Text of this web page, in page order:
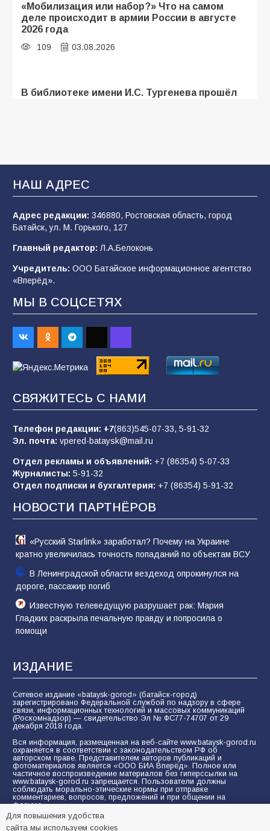
«Мобилизация или набор?» Что на самом
деле происходит в армии России в августе
2026 года
109 03.08.2026
В библиотеке имени И.С. Тургенева прошёл
В Батайске продолжаются дорожные работы
108 04.08.2026
строительные профессии в ходе
спортивного праздника
90
Батайским спортсменам вручили награды
Евгений Остапенко
Батайчане вышли в финал Всероссийского
конкурса «Большая перемена»
НАШ АДРЕС
Адрес редакции: 346880, Ростовская область, город
Батайск, ул. М. Горького, 127
Главный редактор: Л.А.Белоконь
Учредитель: ООО Батайское информационное агентство
«Вперёд».
МЫ В СОЦСЕТЯХ
СВЯЖИТЕСЬ С НАМИ
Телефон редакции: +7(863)545-07-33, 5-91-32
Эл. почта: vpered-bataysk@mail.ru
Отдел рекламы и объявлений: +7 (86354) 5-07-33
Журналисты: 5-91-32
Отдел подписки и бухгалтерия: +7 (86354) 5-91-32
НОВОСТИ ПАРТНЁРОВ
«Русский Starlink» заработал? Почему на Украине
кратно увеличилась точность попаданий по объектам ВСУ
В Ленинградской области вездеход опрокинулся на
дороге, пассажир погиб
Известную телеведущую разрушает рак: Мария
Гладких раскрыла печальную правду и попросила о
помощи
ИЗДАНИЕ
Сетевое издание «bataysk-gorod» (батайск-город)
зарегистрировано Федеральной службой по надзору в сфере
связи, информационных технологий и массовых коммуникаций
(Роскомнадзор) — свидетельство Эл № ФС77-74707 от 29
декабря 2018 года.
Вся информация, размещенная на веб-сайте www.bataysk-gorod.ru
охраняется в соответствии с законодательством РФ об
авторском праве. Представителем авторов публикаций и
фотоматериалов является «ООО БИА Вперёд». Полное или
частичное воспроизведение материалов без гиперссылки на
www.bataysk-gorod.ru запрещается. Пользователи должны
соблюдать морально-этические нормы при отправке
комментариев, вопросов, предложений и при общении на
форуме.
Политика конфиденциальности и защиты информации
Для повышения удобства
сайта мы используем cookies